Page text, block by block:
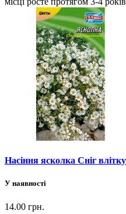
Насіння ясколка Сніг
У наявності
14.00 грн.